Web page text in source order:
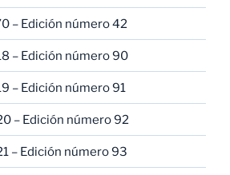
– Edición número 42
– Edición número 90
– Edición número 91
– Edición número 92
– Edición número 93